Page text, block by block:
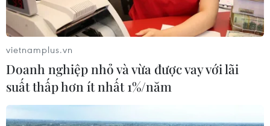
nhóm vũ trang ám sát 2 dân thường và ra tối hậu thư
yêu cầu người dân phải dọn sạch làng của họ.
vietnamplus.vn
Doanh nghiệp nhỏ và vừa được vay với lãi
suất thấp hơn ít nhất 1%/năm